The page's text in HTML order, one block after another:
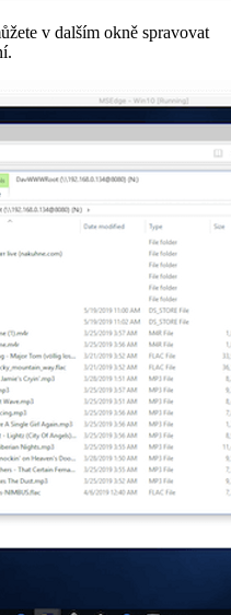
v dalším okně spravovat